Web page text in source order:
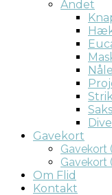
Andet
Gavekort
Gavekort
Gavekort
Om Flid
Kontakt